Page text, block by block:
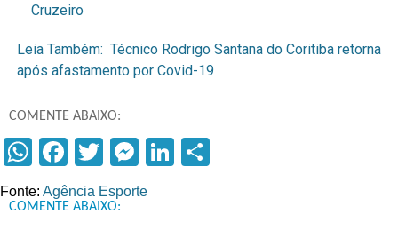
Cruzeiro
Leia Também: Técnico Rodrigo Santana do Coritiba retorna
após afastamento por Covid-19
COMENTE ABAIXO:
WhatsApp
Facebook
TwitterMessenger
LinkedIn
Fonte: Agência Esporte
COMENTE ABAIXO: